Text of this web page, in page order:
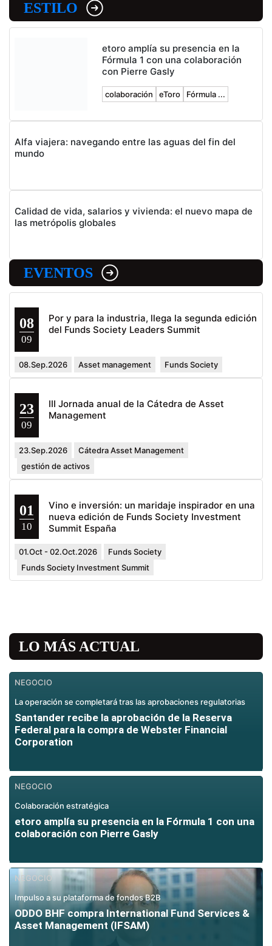
ESTILO
etoro amplía su presencia en la
Fórmula 1 con una colaboración
con Pierre Gasly
colaboración eToro Fórmula ...
Alfa viajera: navegando entre las aguas del fin del
mundo
Calidad de vida, salarios y vivienda: el nuevo mapa de
las metrópolis globales
EVENTOS
08
09
Por y para la industria, llega la segunda edición
del Funds Society Leaders Summit
08.Sep.2026 Asset management Funds Society
23
09
III Jornada anual de la Cátedra de Asset
Management
23.Sep.2026
Cátedra Asset Management
gestión de activos
01
10
Vino e inversión: un maridaje inspirador en una
nueva edición de Funds Society Investment
Summit España
01.Oct - 02.Oct.2026
Funds Society
Funds Society Investment Summit
LO MÁS ACTUAL
NEGOCIO
La operación se completará tras las aprobaciones regulatorias
Santander recibe la aprobación de la Reserva
Federal para la compra de Webster Financial
Corporation
NEGOCIO
Colaboración estratégica
etoro amplía su presencia en la Fórmula 1 con una
colaboración con Pierre Gasly
NEGOCIO
Impulso a su plataforma de fondos B2B
ODDO BHF compra International Fund Services &
Asset Management (IFSAM)